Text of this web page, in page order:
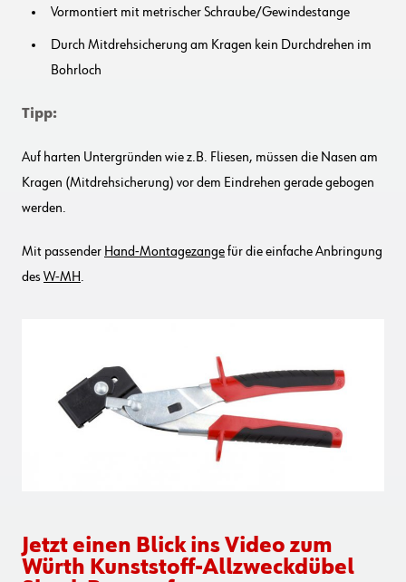
Vormontiert mit metrischer Schraube/Gewindestange
Durch Mitdrehsicherung am Kragen kein Durchdrehen im
Bohrloch
Tipp:
Auf harten Untergründen wie z.B. Fliesen, müssen die Nasen am
Kragen (Mitdrehsicherung) vor dem Eindrehen gerade gebogen
werden.
Mit passender Hand-Montagezangefür die einfache Anbringung
desW-MH.
Jetzt einen Blick ins Video zum
Würth Kunststoff-Allzweckdübel